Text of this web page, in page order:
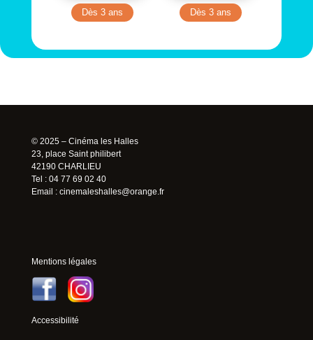
Dès 3 ans Dès 3 ans
© 2025 – Cinéma les Halles
23, place Saint philibert
42190 CHARLIEU
Tel : 04 77 69 02 40
Email : cinemaleshalles@orange.fr
Mentions légales
Accessibilité